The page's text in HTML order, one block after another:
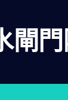
閘